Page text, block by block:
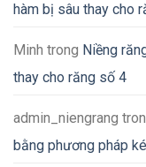
hàm bị sâu thay cho
Minh trong Niềng
thay cho răng số 4
admin_niengrang
bằng phương pháp